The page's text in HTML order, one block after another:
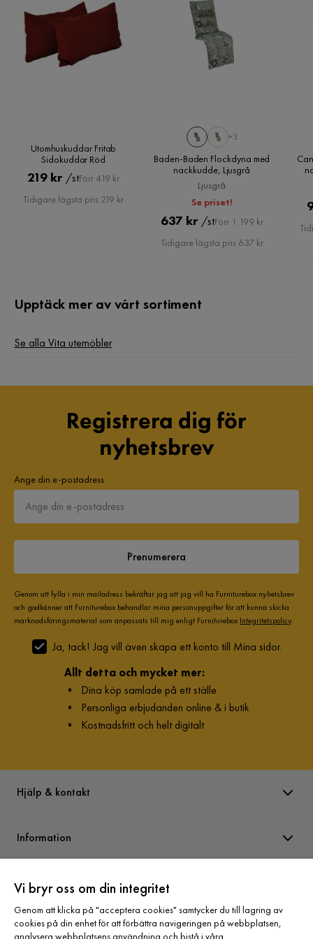
Utomhuskuddar Fritab
Sidokuddar Röd
Pris
219 kr /stOriginal
Pris
Förr 419 kr
Tidigare lägsta pris 219 kr
+3
Baden-Baden Flockdyna med
nackkudde, Ljusgrå
Ljusgrå
Se priset!
Pris
637 kr /stOriginal
Pris
Förr 1 199 kr
Tidigare lägsta pris 637 kr
Upptäck mer av vårt sortiment
Se alla Vita utemöbler
Registrera dig för
nyhetsbrev
Ange din e-postadress
Prenumerera
Genom att fylla i min mailadress bekräftar jag att jag vill ha Furniturebox nyhetsbrev
och godkänner att Furniturebox behandlar mina personuppgifter för att kunna skicka
marknadsföringsmaterial som anpassats till mig enligt Furniturebox Integritetspolicy.
Ja, tack! Jag vill även skapa ett konto till Mina sidor.
Allt detta och mycket mer:
• Dina köp samlade på ett ställe
• Personliga erbjudanden online & i butik
• Kostnadsfritt och helt digitalt
Hjälp & kontakt
Information
Varumärken
Sortiment
Vi bryr oss om din integritet
Genom att klicka på "acceptera cookies" samtycker du till lagring av
cookies på din enhet för att förbättra navigeringen på webbplatsen,
analysera webbplatsens användning och bistå i våra